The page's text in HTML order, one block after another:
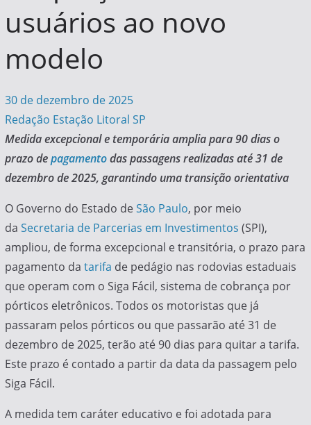
usuários ao novo
modelo
30 de dezembro de 2025
Redação Estação Litoral SP
Medida excepcional e temporária amplia para 90 dias o
prazo depagamentodas passagens realizadas até 31 de
dezembro de 2025, garantindo uma transição orientativa
O Governo do Estado deSão Paulo, por meio
da Secretaria de Parcerias em Investimentos (SPI),
ampliou, de forma excepcional e transitória, o prazo para
pagamento da tarifa de pedágio nas rodovias estaduais
que operam com o Siga Fácil, sistema de cobrança por
pórticos eletrônicos. Todos os motoristas que já
passaram pelos pórticos ou que passarão até 31 de
dezembro de 2025, terão até 90 dias para quitar a tarifa.
Este prazo é contado a partir da data da passagem pelo
Siga Fácil.
A medida tem caráter educativo e foi adotada para